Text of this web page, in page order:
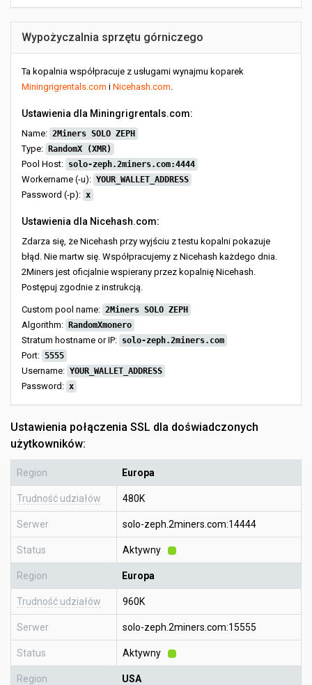
Wypożyczalnia sprzętu górniczego
Ta kopalnia współpracuje z usługami wynajmu koparek
Miningrigrentals.com i Nicehash.com.
Ustawienia dla Miningrigrentals.com:
Name: 2Miners SOLO ZEPH
Type: RandomX (XMR)
Pool Host: solo-zeph.2miners.com:4444
Workername (-u): YOUR_WALLET_ADDRESS
Password (-p): x
Ustawienia dla Nicehash.com:
Zdarza się, że Nicehash przy wyjściu z testu kopalni pokazuje
błąd. Nie martw się. Współpracujemy z Nicehash każdego dnia.
2Miners jest oficjalnie wspierany przez kopalnię Nicehash.
Postępuj zgodnie z instrukcją.
Custom pool name: 2Miners SOLO ZEPH
Algorithm: RandomXmonero
Stratum hostname or IP: solo-zeph.2miners.com
Port: 5555
Username: YOUR_WALLET_ADDRESS
Password: x
Ustawienia połączenia SSL dla doświadczonych
użytkowników:
Region Europa
Trudność udziałów 480K
Serwer solo-zeph.2miners.com:14444
Status Aktywny
Region Europa
Trudność udziałów 960K
Serwer solo-zeph.2miners.com:15555
Status Aktywny
Region USA